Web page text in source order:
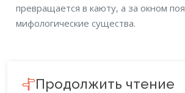
превращается в каюту, а за окном
мифологические существа.
Продолжить чтение